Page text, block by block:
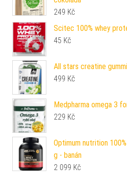
249 Kč
Scitec 100% whey
45 Kč
All stars creatine
499 Kč
Medpharma omega 3
229 Kč
Optimum nutrition
g - banán
2 099 Kč